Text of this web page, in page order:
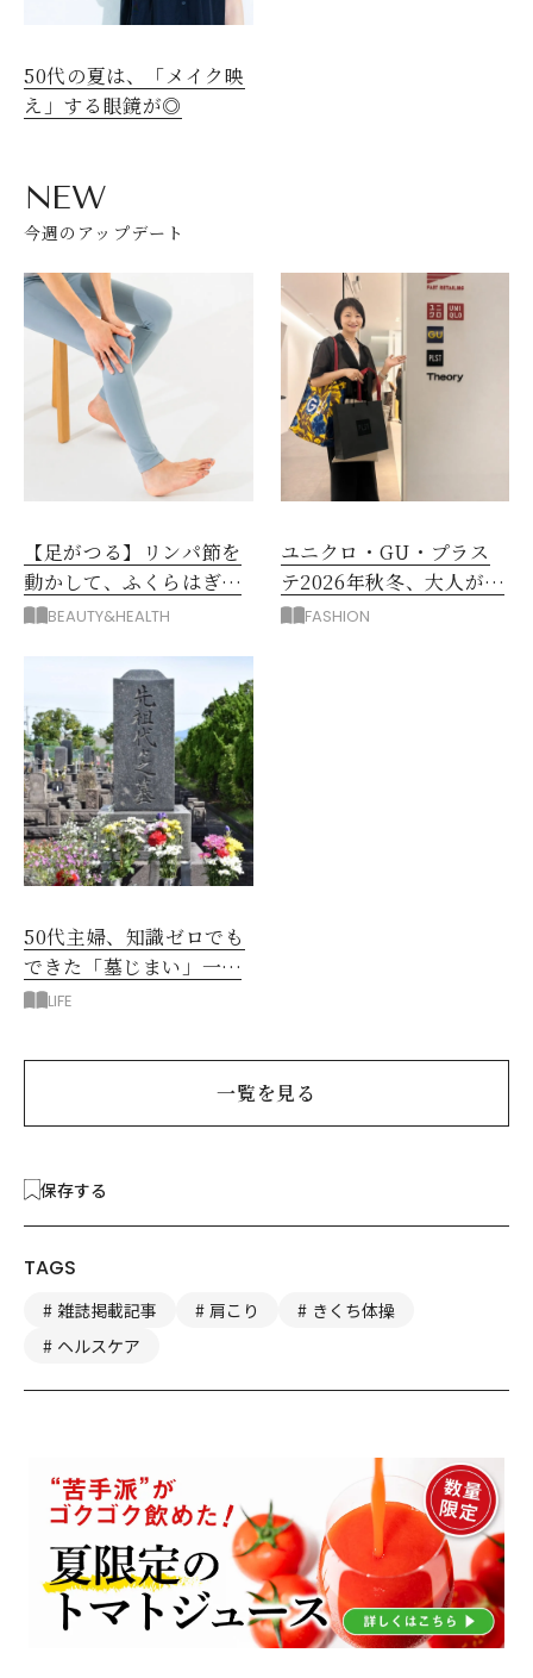
50代の夏は、「メイク映
え」する眼鏡が◎
NEW
今週のアップデート
【足がつる】リンパ節を
動かして、ふくらはぎの
むくみ、こむら返りを解
BEAUTY&HEALTH
ユニクロ・GU・プラス
テ2026年秋冬、大人が着
たい新作服は？
FASHION
50代主婦、知識ゼロでも
できた「墓じまい」一つ
後悔したのは、ある順
LIFE
一覧を見る
保存する
TAGS
雑誌掲載記事 肩こり
きくち体操
ヘルスケア